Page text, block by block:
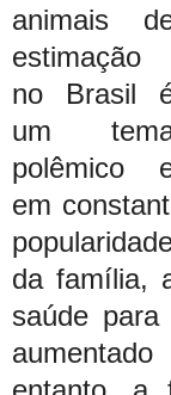
animais
estimação
no Brasil
um
polêmico
em
da família,
saúde